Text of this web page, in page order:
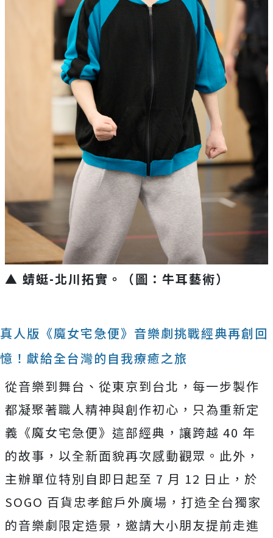
▲ 蜻蜓-北川拓實。（圖：牛耳藝術）
真人版《魔女宅急便》音樂劇挑戰經典再創回
憶！獻給全台灣的自我療癒之旅
從音樂到舞台、從東京到台北，每一步製作
都凝聚著職人精神與創作初心，只為重新定
義《魔女宅急便》這部經典，讓跨越 40 年
的故事，以全新面貌再次感動觀眾。此外，
主辦單位特別自即日起至 7 月 12 日止，於
SOGO 百貨忠孝館戶外廣場，打造全台獨家
的音樂劇限定造景，邀請大小朋友提前走進